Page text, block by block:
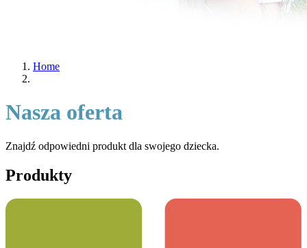
Home
Nasza oferta
Znajdź odpowiedni produkt dla swojego dziecka.
Produkty